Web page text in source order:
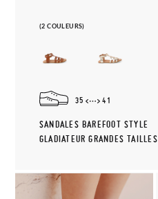
(2 COULEURS)
35 41
SANDALES BAREFOOT STYLE
GLADIATEUR GRANDES TAILLES